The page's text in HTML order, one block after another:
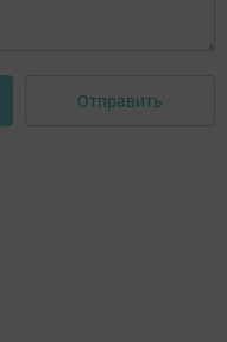
Отправить